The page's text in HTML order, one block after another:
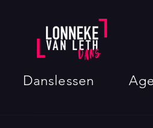
Danslessen